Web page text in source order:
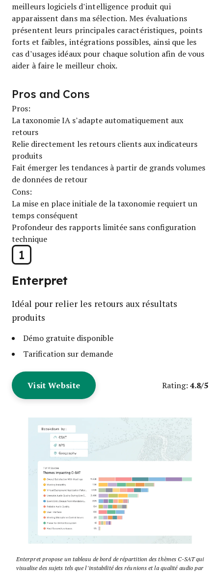
meilleurs logiciels d’intelligence produit qui
apparaissent dans ma sélection. Mes évaluations
présentent leurs principales caractéristiques, points
forts et faibles, intégrations possibles, ainsi que les
cas d’usages idéaux pour chaque solution afin de vous
aider à faire le meilleur choix.
1
Enterpret
Idéal pour relier les retours aux résultats
produits
Démo gratuite disponible
Tarification sur demande
Visit Website Rating: 4.8/5
Enterpret propose un tableau de bord de répartition des thèmes C-SAT qui
visualise des sujets tels que l’instabilité des réunions et la qualité audio par
Pros and Cons
Pros:
La taxonomie IA s’adapte automatiquement aux
retours
Relie directement les retours clients aux indicateurs
produits
Fait émerger les tendances à partir de grands volumes
de données de retour
Cons:
La mise en place initiale de la taxonomie requiert un
temps conséquent
Profondeur des rapports limitée sans configuration
technique